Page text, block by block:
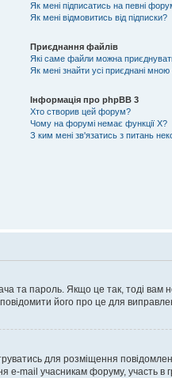
Як мені підписатись на певні
Як мені відмовитись від підписки?
Приєднання файлів
Які саме файли можна
Як мені знайти усі приєднані
Інформація про phpBB 3
Хто створив цей форум?
Чому на форумі немає функції X?
З ким мені зв'язатись з питань
та пароль. Якщо це так, тоді
його про це для
для розміщення
e-mail учасникам форуму, участь